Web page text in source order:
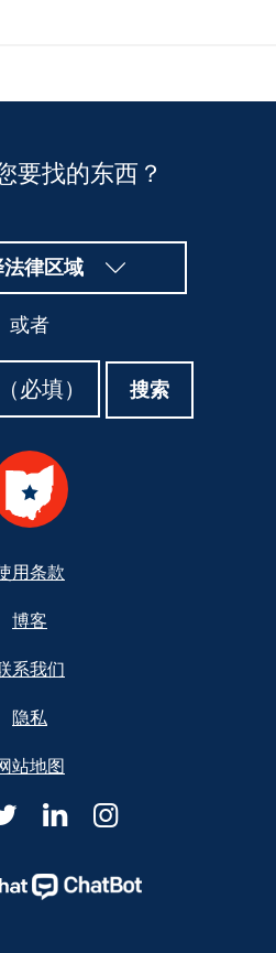
要找的东西？
律区域
或者
搜索
用条款
博客
系我们
隐私
站地图
俄
俄
俄
俄